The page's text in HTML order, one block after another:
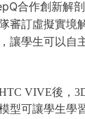
合作創新解
審訂虛擬實境
讓學生可以自
VIVE後，
型可讓學生學